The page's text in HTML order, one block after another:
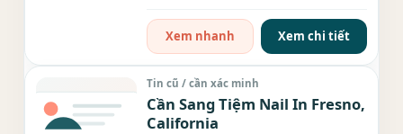
Xem nhanh
Xem chi tiết
Tin cũ / cần xác minh
Cần Sang Tiệm Nail In Fresno,
California